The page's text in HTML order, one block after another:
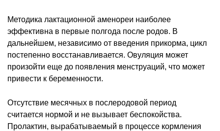
Методика лактационной аменореи наиболее
эффективна в первые полгода после родов. В
дальнейшем, независимо от введения прикорма, цикл
постепенно восстанавливается. Овуляция может
произойти еще до появления менструаций, что может
привести к беременности.
Отсутствие месячных в послеродовой период
считается нормой и не вызывает беспокойства.
Пролактин, вырабатываемый в процессе кормления